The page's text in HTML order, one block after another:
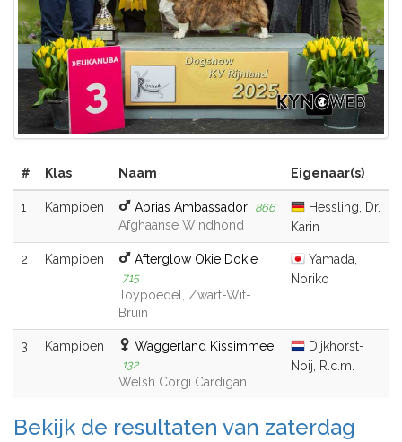
# Klas Naam Eigenaar(s)
1 Kampioen Abrias Ambassador 866
Afghaanse Windhond
Hessling, Dr.
Karin
2 Kampioen Afterglow Okie Dokie
715
Toypoedel, Zwart-Wit-
Bruin
Yamada,
Noriko
3 Kampioen Waggerland Kissimmee
132
Welsh Corgi Cardigan
Dijkhorst-
Noij, R.c.m.
Bekijk de resultaten van zaterdag